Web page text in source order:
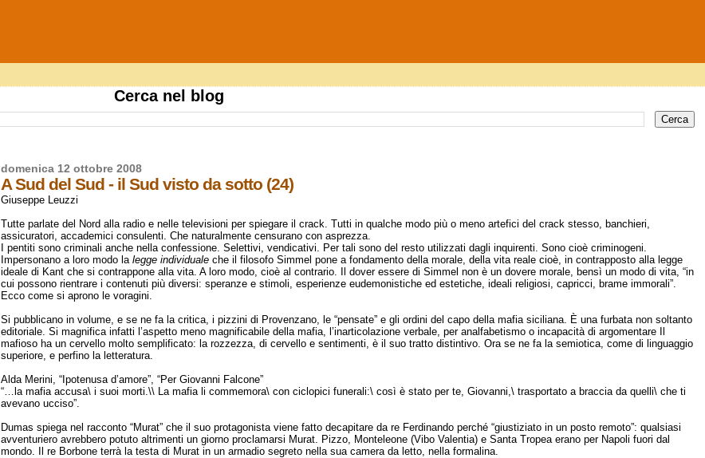
Cerca nel blog
domenica 12 ottobre 2008
A Sud del Sud - il Sud visto da sotto (24)
Giuseppe Leuzzi
Tutte parlate del Nord alla radio e nelle televisioni per spiegare il crack. Tutti in qualche modo più o meno artefici del crack stesso, banchieri,
assicuratori, accademici consulenti. Che naturalmente censurano con asprezza.
I pentiti sono criminali anche nella confessione. Selettivi, vendicativi. Per tali sono del resto utilizzati dagli inquirenti. Sono cioè criminogeni.
Impersonano a loro modo lalegge individuale che il filosofo Simmel pone a fondamento della morale, della vita reale cioè, in contrapposto alla legge
ideale di Kant che si contrappone alla vita. A loro modo, cioè al contrario. Il dover essere di Simmel non è un dovere morale, bensì un modo di vita, “in
cui possono rientrare i contenuti più diversi: speranze e stimoli, esperienze eudemonistiche ed estetiche, ideali religiosi, capricci, brame immorali”.
Ecco come si aprono le voragini.
Si pubblicano in volume, e se ne fa la critica, i pizzini di Provenzano, le “pensate” e gli ordini del capo della mafia siciliana. È una furbata non soltanto
editoriale. Si magnifica infatti l’aspetto meno magnificabile della mafia, l’inarticolazione verbale, per analfabetismo o incapacità di argomentare Il
mafioso ha un cervello molto semplificato: la rozzezza, di cervello e sentimenti, è il suo tratto distintivo. Ora se ne fa la semiotica, come di linguaggio
superiore, e perfino la letteratura.
Alda Merini, “Ipotenusa d’amore”, “Per Giovanni Falcone”
“…la mafia accusa\ i suoi morti.\\ La mafia li commemora\ con ciclopici funerali:\ così è stato per te, Giovanni,\ trasportato a braccia da quelli\ che ti
avevano ucciso”.
Dumas spiega nel racconto “Murat” che il suo protagonista viene fatto decapitare da re Ferdinando perché “giustiziato in un posto remoto”: qualsiasi
avventuriero avrebbero potuto altrimenti un giorno proclamarsi Murat. Pizzo, Monteleone (Vibo Valentia) e Santa Tropea erano per Napoli fuori dal
mondo. Il re Borbone terrà la testa di Murat in un armadio segreto nella sua camera da letto, nella formalina.